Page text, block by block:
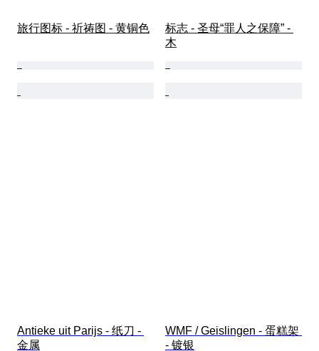
旅行图标 - 祈祷图 - 黄铜色
标志 - 圣母“罪人之保障” -
木
Antieke uit Parijs - 纸刀 -
金属
WMF / Geislingen - 蛋糕架
- 镀银